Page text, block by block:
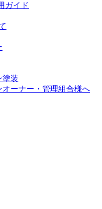
ガイド
塗装
ーナー・管理組合様へ